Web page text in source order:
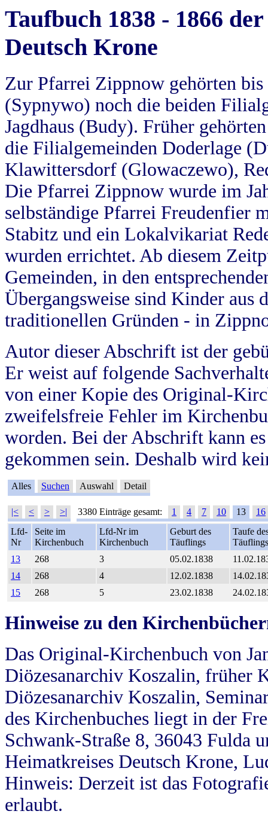
Taufbuch 1838 - 1866
Deutsch Krone
Zur Pfarrei Zippnow gehörten
(Sypnywo) noch die beiden
Jagdhaus (Budy). Früher
die Filialgemeinden Doderlage
Klawittersdorf (Glowaczewo),
Die Pfarrei Zippnow wurde im
selbständige Pfarrei Freudenfier
Stabitz und ein Lokalvikariat
wurden errichtet. Ab diesem
Gemeinden, in den
Übergangsweise sind Kinder aus
traditionellen Gründen - in
Autor dieser Abschrift ist der
Er weist auf folgende
von einer Kopie des Original-
zweifelsfreie Fehler im
worden. Bei der Abschrift kann
gekommen sein. Deshalb wird
Alles Suchen Auswahl Detail
|< < > >| 3380 Einträge gesamt: 1 4 7 10 13
16
Lfd-
Nr
Seite im
Kirchenbuch
Lfd-Nr im
Kirchenbuch
Geburt des
Täuflings
Taufe
Täuflings
13
268 3 05.02.1838
14
268 4 12.02.1838
15
268 5 23.02.1838
Hinweise zu den
Das Original-Kirchenbuch von
Diözesanarchiv Koszalin, früher
Diözesanarchiv Koszalin,
des Kirchenbuches liegt in der
Schwank-Straße 8, 36043 Fulda
Heimatkreises Deutsch Krone,
Hinweis: Derzeit ist das
erlaubt.